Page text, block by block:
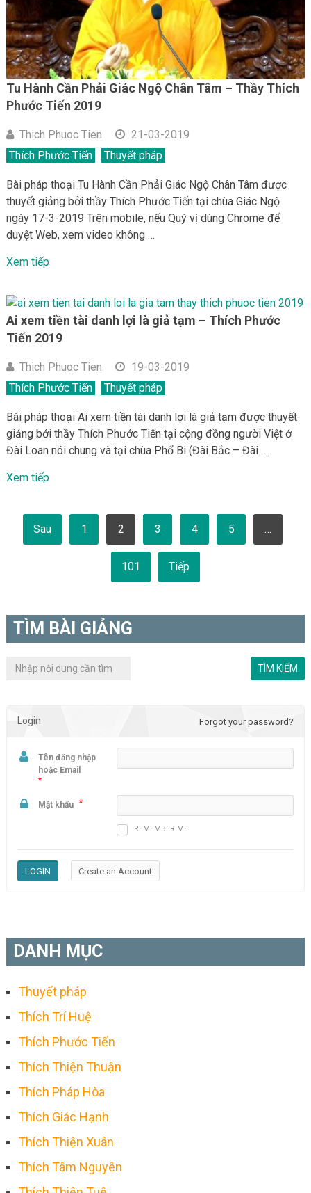
Tu Hành Cần Phải Giác Ngộ Chân Tâm – Thầy Thích
Phước Tiến 2019
Thich Phuoc Tien
21-03-2019
Thích Phước Tiến
Thuyết pháp
Bài pháp thoại Tu Hành Cần Phải Giác Ngộ Chân Tâm được
thuyết giảng bởi thầy Thích Phước Tiến tại chùa Giác Ngộ
ngày 17-3-2019 Trên mobile, nếu Quý vị dùng Chrome để
duyệt Web, xem video không …
Xem tiếp
Ai xem tiền tài danh lợi là giả tạm – Thích Phước
Tiến 2019
Thich Phuoc Tien
19-03-2019
Thích Phước Tiến
Thuyết pháp
Bài pháp thoại Ai xem tiền tài danh lợi là giả tạm được thuyết
giảng bởi thầy Thích Phước Tiến tại cộng đồng người Việt ở
Đài Loan nói chung và tại chùa Phổ Bi (Đài Bắc – Đài …
Xem tiếp
Phân
trang
bài
Sau 1 2 3 4 5 …
101 Tiếp
TÌM BÀI GIẢNG
Login Forgot your password?
Tên đăng nhập
hoặc Email
*
Mật khẩu *
REMEMBER ME
DANH MỤC
Thuyết pháp
Thích Trí Huệ
Thích Phước Tiến
Thích Thiện Thuận
Thích Pháp Hòa
Thích Giác Hạnh
Thích Thiện Xuân
Thích Tâm Nguyên